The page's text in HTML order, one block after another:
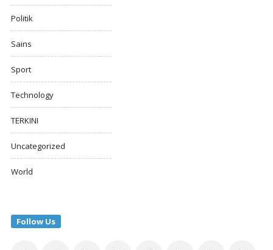
Politik
Sains
Sport
Technology
TERKINI
Uncategorized
World
Follow Us